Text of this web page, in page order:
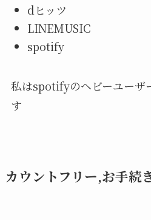
dヒッツ
LINEMUSIC
spotify
私はspotifyのヘビーユーザ
す
カウントフリー,お手続